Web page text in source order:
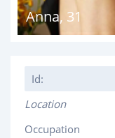
Anna, 31
Id:
Location
Occupation